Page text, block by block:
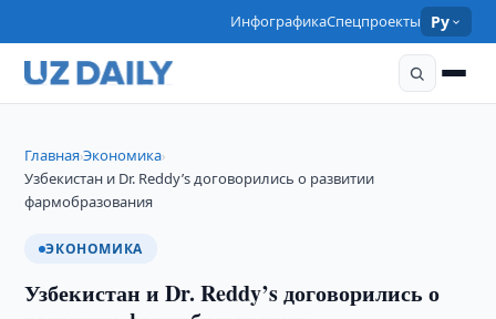
ИнфографикаСпецпроекты Ру
Главная›Экономика›
Узбекистан и Dr. Reddy’s договорились о развитии
фармобразования
ЭКОНОМИКА
Узбекистан и Dr. Reddy’s договорились о